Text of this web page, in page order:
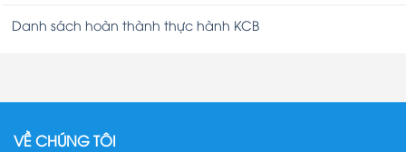
Danh sách hoàn thành thực hành KCB
VỀ CHÚNG TÔI